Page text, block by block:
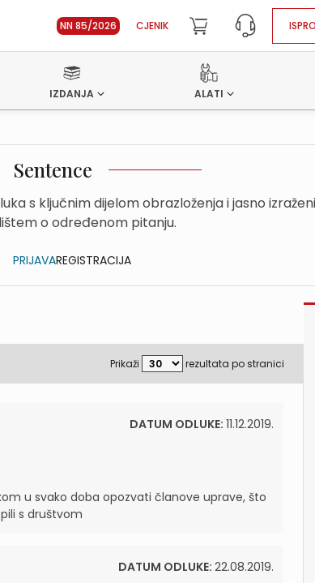
NN 85/2026 CJENIK
IZDANJA ALATI
Sentence
s ključnim dijelom obrazloženja i jasno
o određenom pitanju.
PRIJAVAREGISTRACIJA
Prikaži rezultata po stranici
DATUM ODLUKE: 11.12.2019.
u svako doba opozvati članove uprave, što
s društvom
DATUM ODLUKE: 22.08.2019.